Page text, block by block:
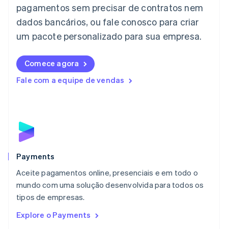
pagamentos sem precisar de contratos nem
dados bancários, ou fale conosco para criar
um pacote personalizado para sua empresa.
Comece agora
Fale com a equipe de vendas
Payments
Aceite pagamentos online, presenciais e em todo o
mundo com uma solução desenvolvida para todos os
tipos de empresas.
Explore o Payments
日本語English
Letônia
Liechtenstein
Lituânia
English
Luxemburgo
Malta
English
EspañolEnglish
English
Nova Zelândia
English
NederlandsEnglish